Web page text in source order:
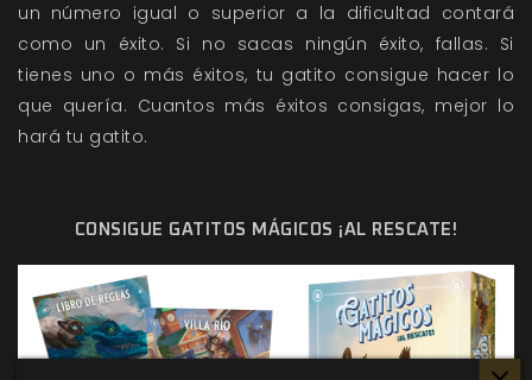
un número igual o superior a la dificultad contará
como un éxito. Si no sacas ningún éxito, fallas. Si
tienes uno o más éxitos, tu gatito consigue hacer lo
que quería. Cuantos más éxitos consigas, mejor lo
hará tu gatito.
CONSIGUE GATITOS MÁGICOS ¡AL RESCATE!